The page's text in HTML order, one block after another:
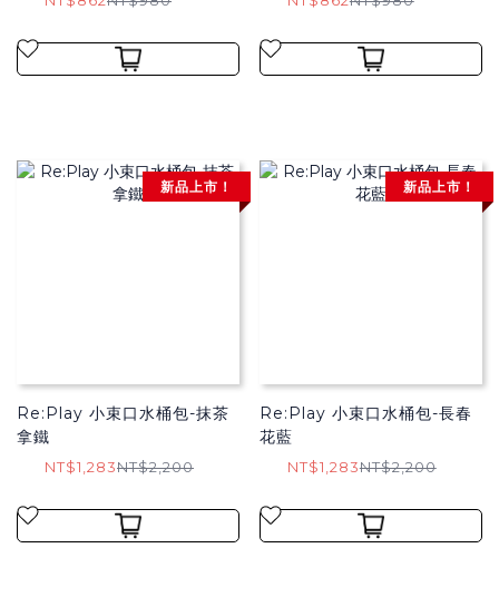
新品上市！
Re:Play 小束口水桶包-抹茶
拿鐵
NT$1,283NT$2,200
新品上市！
Re:Play 小束口水桶包-長春
花藍
NT$1,283NT$2,200